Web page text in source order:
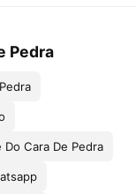
Pedra
Do Cara De Pedra